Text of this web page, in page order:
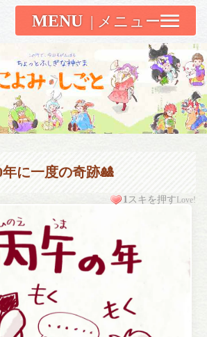
MENU
しごと〔和原ハト〕
年に一度の奇跡🎎
1 スキを押す Love!